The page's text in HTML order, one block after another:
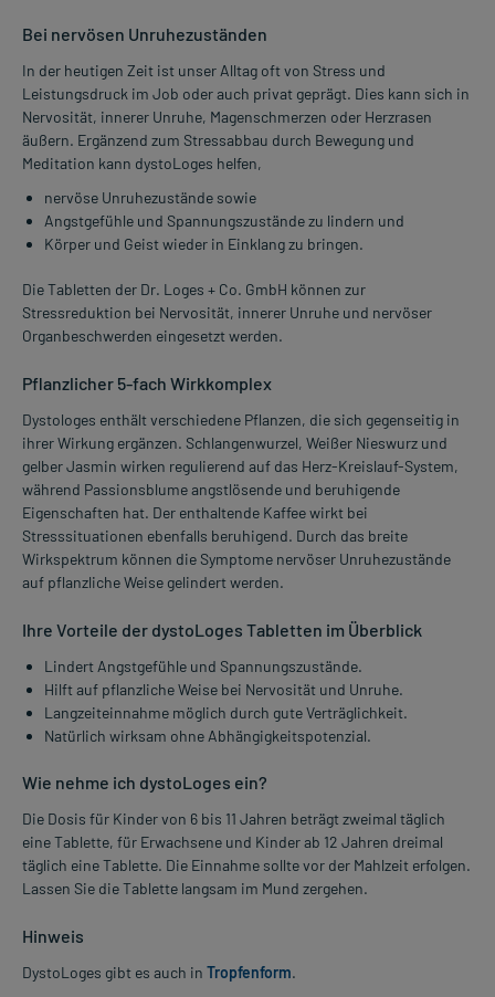
Bei nervösen Unruhezuständen
In der heutigen Zeit ist unser Alltag oft von Stress und
Leistungsdruck im Job oder auch privat geprägt. Dies kann sich in
Nervosität, innerer Unruhe, Magenschmerzen oder Herzrasen
äußern. Ergänzend zum Stressabbau durch Bewegung und
Meditation kann dystoLoges helfen,
nervöse Unruhezustände sowie
Angstgefühle und Spannungszustände zu lindern und
Körper und Geist wieder in Einklang zu bringen.
Die Tabletten der Dr. Loges + Co. GmbH können zur
Stressreduktion bei Nervosität, innerer Unruhe und nervöser
Organbeschwerden eingesetzt werden.
Pflanzlicher 5-fach Wirkkomplex
Dystologes enthält verschiedene Pflanzen, die sich gegenseitig in
ihrer Wirkung ergänzen. Schlangenwurzel, Weißer Nieswurz und
gelber Jasmin wirken regulierend auf das Herz-Kreislauf-System,
während Passionsblume angstlösende und beruhigende
Eigenschaften hat. Der enthaltende Kaffee wirkt bei
Stresssituationen ebenfalls beruhigend. Durch das breite
Wirkspektrum können die Symptome nervöser Unruhezustände
auf pflanzliche Weise gelindert werden.
Ihre Vorteile der dystoLoges Tabletten im Überblick
Lindert Angstgefühle und Spannungszustände.
Hilft auf pflanzliche Weise bei Nervosität und Unruhe.
Langzeiteinnahme möglich durch gute Verträglichkeit.
Natürlich wirksam ohne Abhängigkeitspotenzial.
Wie nehme ich dystoLoges ein?
Die Dosis für Kinder von 6 bis 11 Jahren beträgt zweimal täglich
eine Tablette, für Erwachsene und Kinder ab 12 Jahren dreimal
täglich eine Tablette. Die Einnahme sollte vor der Mahlzeit erfolgen.
Lassen Sie die Tablette langsam im Mund zergehen.
Hinweis
DystoLoges gibt es auch in Tropfenform.